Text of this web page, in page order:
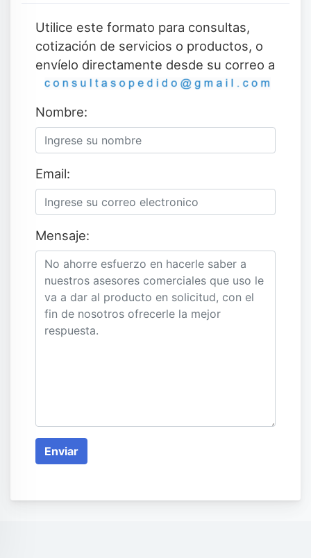
Utilice este formato para consultas,
cotización de servicios o productos, o
envíelo directamente desde su correo a
Nombre:
Email:
Mensaje:
Enviar